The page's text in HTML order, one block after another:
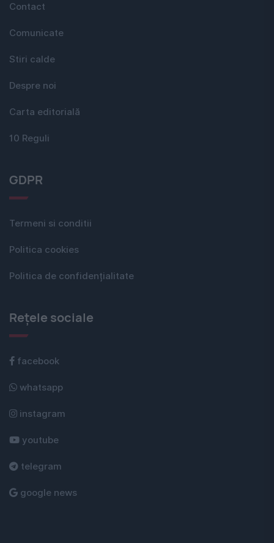
Contact
Comunicate
Stiri calde
Despre noi
Carta editorială
10 Reguli
GDPR
Termeni si conditii
Politica cookies
Politica de confidențialitate
Rețele sociale
facebook
whatsapp
instagram
youtube
telegram
google news